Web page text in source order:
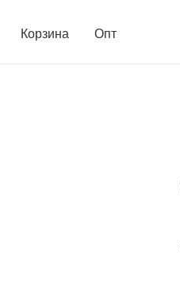
Корзина Опт